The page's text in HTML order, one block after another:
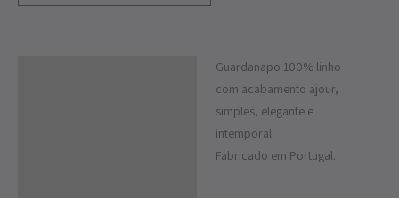
Guardanapo 100% linho
com acabamento ajour,
simples, elegante e
intemporal.
Fabricado em Portugal.